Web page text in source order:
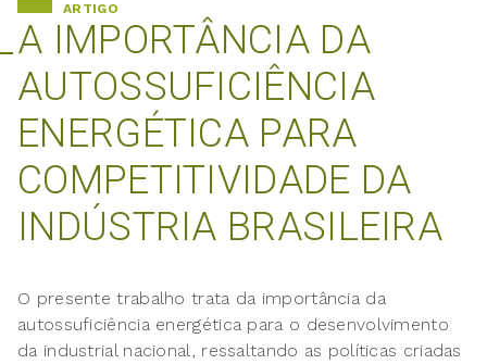
A IMPORTÂNCIA DA
AUTOSSUFICIÊNCIA
ENERGÉTICA PARA
COMPETITIVIDADE DA
INDÚSTRIA BRASILEIRA
ARTIGO
O presente trabalho trata da importância da
autossuficiência energética para o desenvolvimento
da industrial nacional, ressaltando as políticas criadas